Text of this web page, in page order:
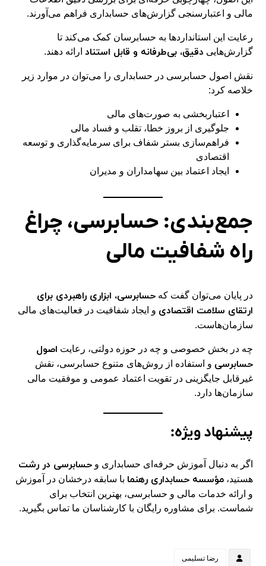
مالی و اعتبارسنجی گزارش‌های حسابداری فراهم می‌آورند.
رعایت این استانداردها به حسابرسان کمک می‌کند تا
گزارش‌هایی دقیق، بی‌طرفانه و قابل استناد ارائه دهند.
نقش اصول حسابرسی در حسابداری را می‌توان در موارد زیر
خلاصه کرد:
اعتباربخشی به صورت‌های مالی
جلوگیری از بروز خطا، تقلب و فساد مالی
فراهم‌سازی بستر شفاف برای سرمایه‌گذاری و توسعه
اقتصادی
ایجاد اعتماد بین سهامداران و مدیران
جمع‌بندی: حسابرسی، چراغ
راه شفافیت مالی
در پایان می‌توان گفت کهحسابرسی، ابزاری راهبردی برای
ارتقای سلامت اقتصادی و ایجاد شفافیت در فعالیت‌های مالی
سازمان‌هاست.
چه در بخش خصوصی و چه در حوزه دولتی، رعایت اصول
حسابرسی و استفاده از روش‌های متنوع حسابرسی، نقش
غیرقابل جایگزینی در تقویت اعتماد عمومی و موفقیت مالی
سازمان‌ها دارد.
پیشنهاد ویژه:
اگر به دنبال آموزش حرفه‌ای حسابداری وحسابرسی در رشت
هستید،مؤسسه حسابداری رهنما با سابقه درخشان در آموزش
و ارائه خدمات مالی و حسابرسی، بهترین انتخاب برای
شماست. برای مشاوره رایگان با کارشناسان ما تماس بگیرید.
رضا تسلیمی